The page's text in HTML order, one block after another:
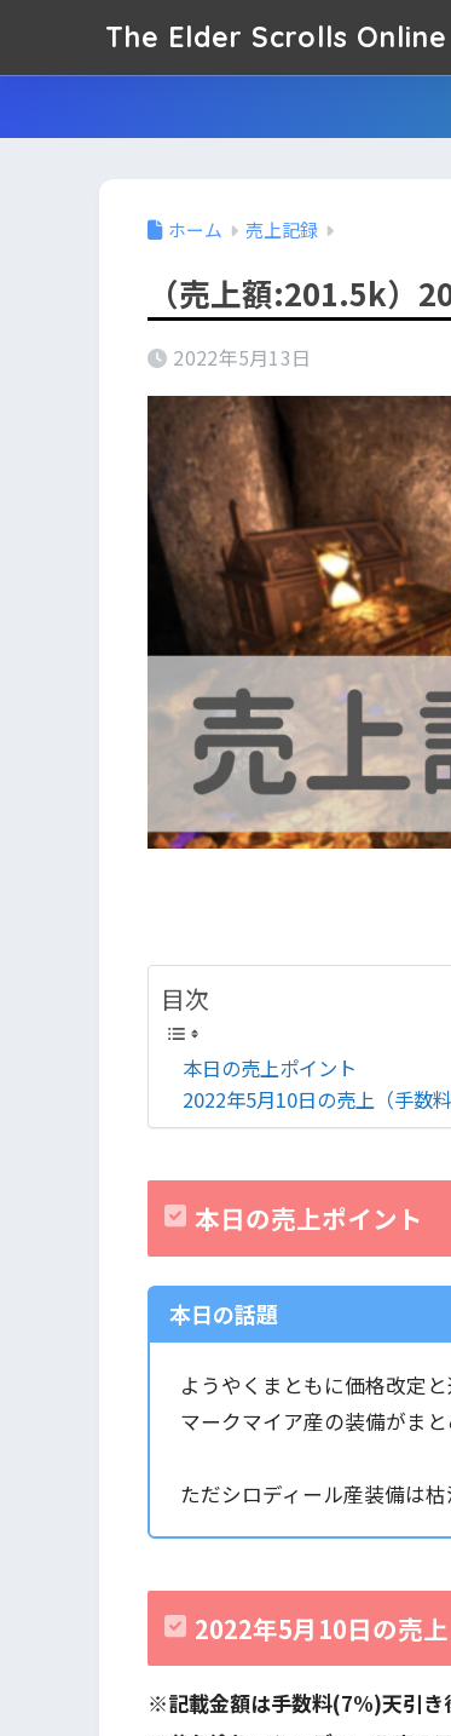
The Elder Scrolls Online
ホーム 売上記録
（売上額:201.5k）
2022年5月13日
目次
本日の売上ポイント
2022年5月10日の売上（手数料
本日の売上ポイント
本日の話題
ようやくまともに価格改定
マークマイア産の装備がまと
ただシロディール産装備は枯
2022年5月10日の売上
※記載金額は手数料(7%)天引き